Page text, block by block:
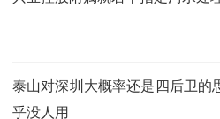
泰山对深圳大概率还是四后卫的
乎没人用